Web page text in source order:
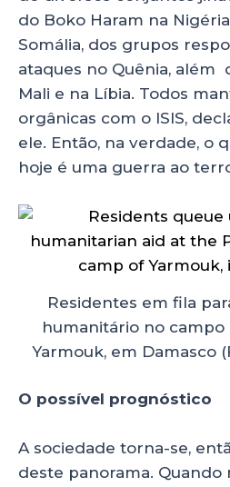
do Boko Haram na
Somália, dos grupos
ataques no Quênia, além
Mali e na Líbia. Todos
orgânicas com o ISIS,
ele. Então, na verdade, o
hoje é uma guerra ao
Residentes em fila
humanitário no
Yarmouk, em Damasco
O possível prognóstico
A sociedade torna-se,
deste panorama. Quando